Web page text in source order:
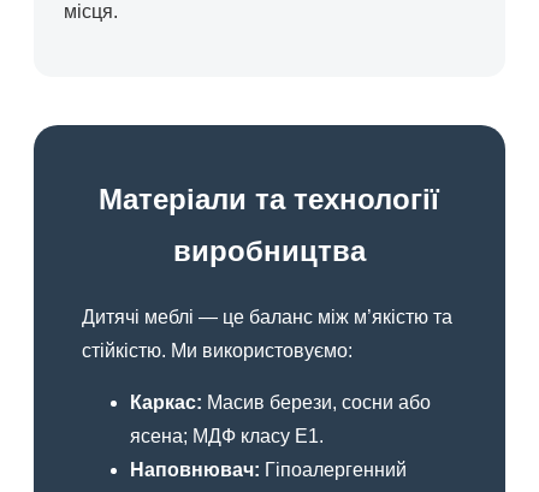
місця.
Матеріали та технології
виробництва
Дитячі меблі — це баланс між м’якістю та
стійкістю. Ми використовуємо:
Каркас: Масив берези, сосни або
ясена; МДФ класу Е1.
Наповнювач: Гіпоалергенний